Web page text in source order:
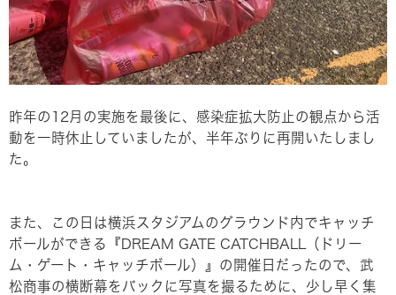
昨年の12月の実施を最後に、感染症拡大防止の観点から活
動を一時休止していましたが、半年ぶりに再開いたしまし
た。
また、この日は横浜スタジアムのグラウンド内でキャッチ
ボールができる『DREAM GATE CATCHBALL（ドリー
ム・ゲート・キャッチボール）』の開催日だったので、武
松商事の横断幕をバックに写真を撮るために、少し早く集